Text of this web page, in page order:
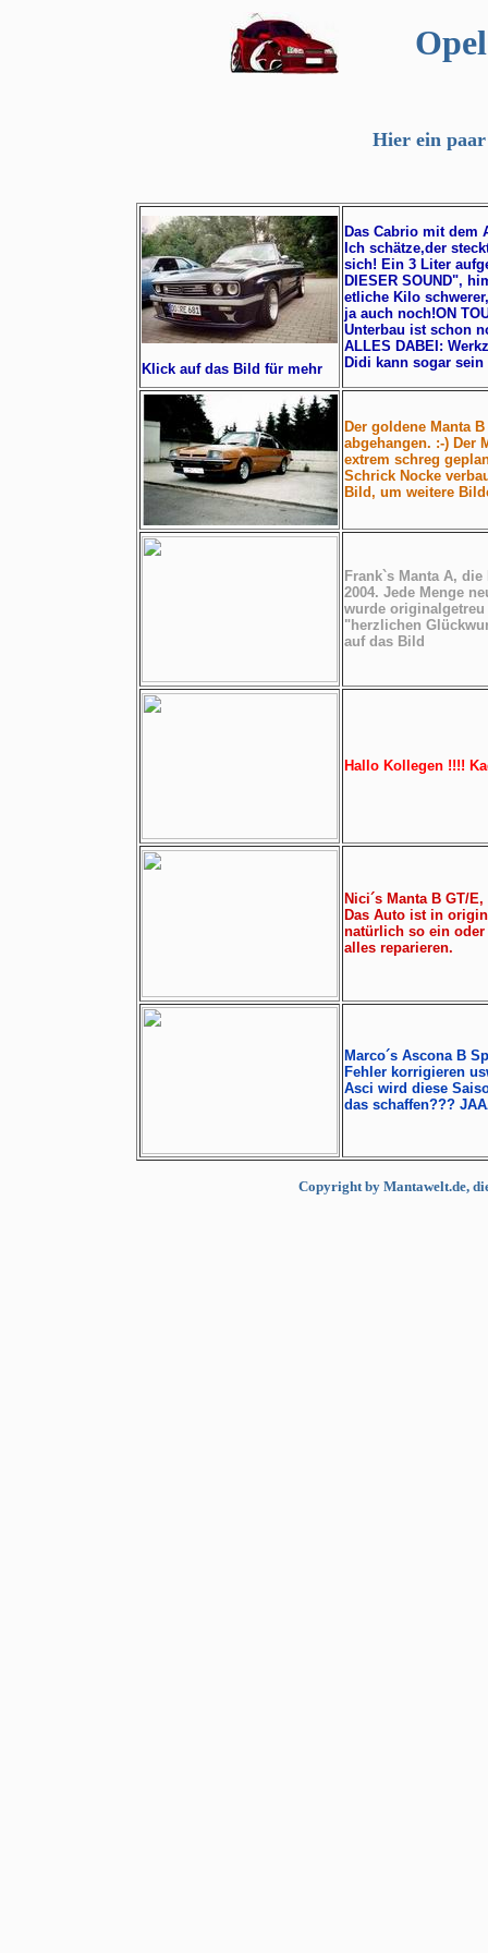
Hier ein
Klick auf das Bild für mehr
Das Cabrio mit dem
Ich schätze,der
sich! Ein 3 Liter
DIESER SOUND",
etliche Kilo
ja auch noch!ON
Unterbau ist schon
ALLES DABEI:
Didi kann sogar
Der goldene Manta
abgehangen. :-) Der
extrem schreg
Schrick Nocke
Bild, um weitere
Frank`s Manta A,
2004. Jede Menge
wurde originalgetreu
"herzlichen
auf das Bild
Hallo Kollegen !!!!
Nici´s Manta B GT/
Das Auto ist in
natürlich so ein oder
alles reparieren.
Marco´s Ascona B
Fehler korrigieren
Asci wird diese
das schaffen???
Copyright by Mantawelt.de,